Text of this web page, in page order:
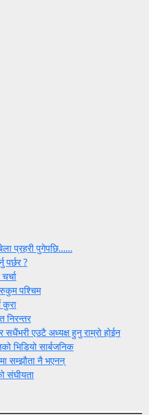
प्रहरी पुगेपछि......
पर्छर ?
रुकुम पश्चिम
कुरा
निरन्तर
सधैंभरी एउटै अध्यक्ष हुनु राम्रो होईन
भिडियो सार्बजनिक
सम्झौता नै भएनन्
संघीयता